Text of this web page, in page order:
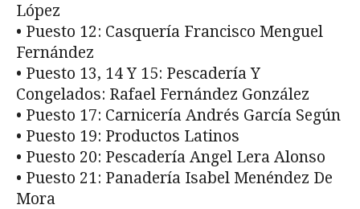
López
• Puesto 12: Casquería Francisco Menguel
Fernández
• Puesto 13, 14 Y 15: Pescadería Y
Congelados: Rafael Fernández González
• Puesto 17: Carnicería Andrés García Según
• Puesto 19: Productos Latinos
• Puesto 20: Pescadería Angel Lera Alonso
• Puesto 21: Panadería Isabel Menéndez De
Mora